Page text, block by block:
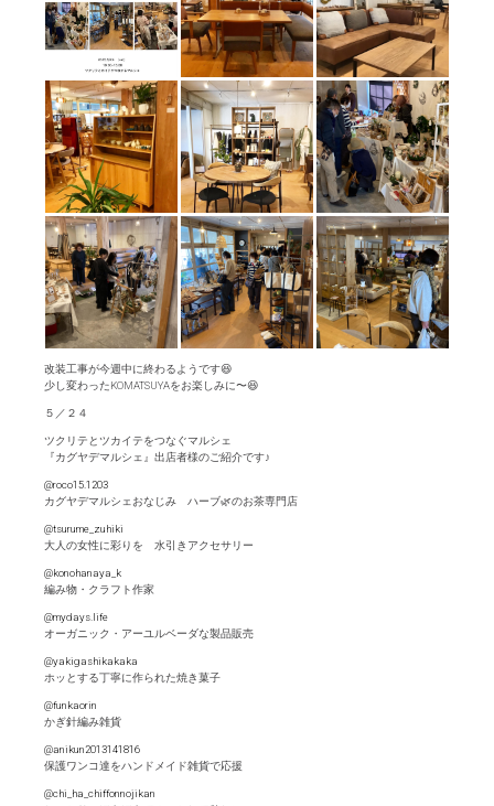
改装工事が今週中に終わるようです😆
少し変わったKOMATSUYAをお楽しみに〜😆
５／２４
ツクリテとツカイテをつなぐマルシェ
『カグヤデマルシェ』出店者様のご紹介です♪
@roco15.1203
カグヤデマルシェおなじみ ハーブ🌿のお茶専門店
@tsurume_zuhiki
大人の女性に彩りを 水引きアクセサリー
@konohanaya_k
編み物・クラフト作家
@mydays.life
オーガニック・アーユルベーダな製品販売
@yakigashikakaka
ホッとする丁寧に作られた焼き菓子
@funkaorin
かぎ針編み雑貨
@anikun2013141816
保護ワンコ達をハンドメイド雑貨で応援
@chi_ha_chiffonnojikan